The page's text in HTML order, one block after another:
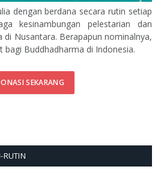
dengan berdana secara rutin setiap
kesinambungan pelestarian dan
di Nusantara. Berapapun nominalnya,
bagi Buddhadharma di Indonesia.
SEKARANG
RUTIN